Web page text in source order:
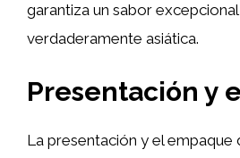
garantiza un sabor
verdaderamente asiática.
Presentación y
La presentación y el